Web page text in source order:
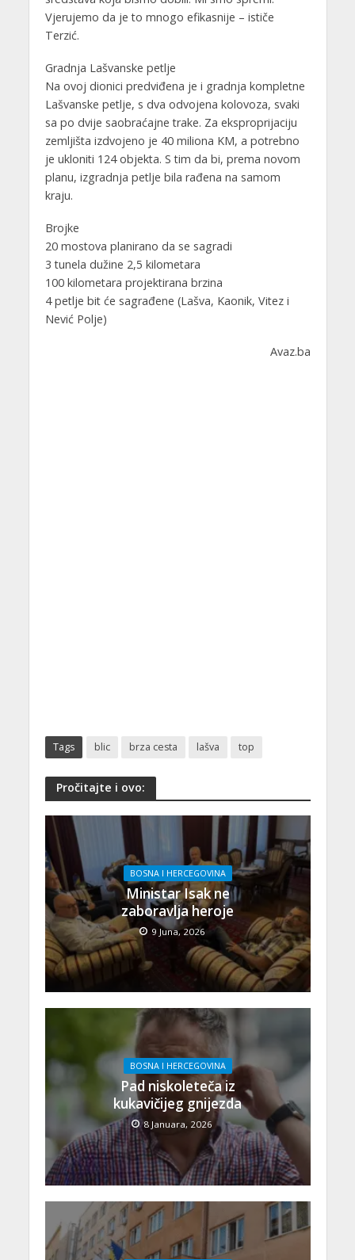
Vjerujemo da je to mnogo efikasnije – ističe
Terzić.
Gradnja Lašvanske petlje
Na ovoj dionici predviđena je i gradnja kompletne
Lašvanske petlje, s dva odvojena kolovoza, svaki
sa po dvije saobraćajne trake. Za eksproprijaciju
zemljišta izdvojeno je 40 miliona KM, a potrebno
je ukloniti 124 objekta. S tim da bi, prema novom
planu, izgradnja petlje bila rađena na samom
kraju.
Brojke
20 mostova planirano da se sagradi
3 tunela dužine 2,5 kilometara
100 kilometara projektirana brzina
4 petlje bit će sagrađene (Lašva, Kaonik, Vitez i
Nević Polje)
Avaz.ba
Tags blic brza cesta lašva top
Pročitajte i ovo:
BOSNA I HERCEGOVINA
Ministar Isak ne
zaboravlja heroje
9 Juna, 2026
BOSNA I HERCEGOVINA
Pad niskoleteča iz
kukavičijeg gnijezda
8 Januara, 2026